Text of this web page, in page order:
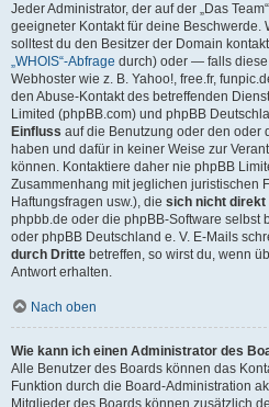
Jeder Administrator, der auf der „Das
geeigneter Kontakt für deine Beschwerde.
solltest du den Besitzer der Domain
„WHOIS“-Abfrage durch) oder — falls
Webhoster wie z. B. Yahoo!, free.fr,
den Abuse-Kontakt des betreffenden
Limited (phpBB.com) und phpBB
Einfluss auf die Benutzung oder den oder
haben und dafür in keiner Weise zur
können. Kontaktiere daher nie phpBB
Zusammenhang mit jeglichen juristischen
Haftungsfragen usw.), die sich nicht direkt
phpbb.de oder die phpBB-Software selbst
oder phpBB Deutschland e. V. E-Mails
durch Dritte betreffen, so wirst du, wenn
Antwort erhalten.
Nach oben
Wie kann ich einen Administrator des
Alle Benutzer des Boards können das
Funktion durch die Board-Administration
Mitglieder des Boards können zusätzlich